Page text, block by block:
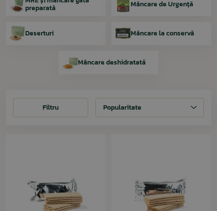
preparată Mâncare de Urgență
Deserturi Mâncare la conservă
Mâncare deshidratată
FiltruFiltru Popularitate